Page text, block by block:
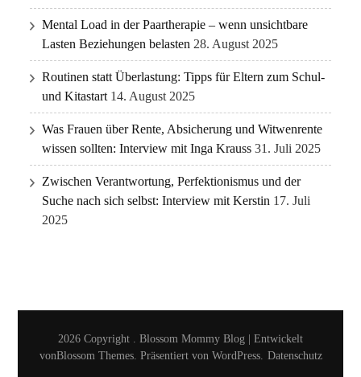
Mental Load in der Paartherapie – wenn unsichtbare
Lasten Beziehungen belasten 28. August 2025
Routinen statt Überlastung: Tipps für Eltern zum Schul-
und Kitastart 14. August 2025
Was Frauen über Rente, Absicherung und Witwenrente
wissen sollten: Interview mit Inga Krauss 31. Juli 2025
Zwischen Verantwortung, Perfektionismus und der
Suche nach sich selbst: Interview mit Kerstin 17. Juli
2025
2026 Copyright . Blossom Mommy Blog | Entwickelt
vonBlossom Themes. Präsentiert von WordPress. Datenschutz